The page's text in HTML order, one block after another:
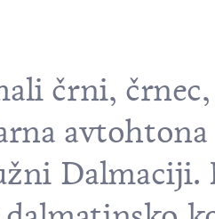
črni, črnec,
Dalmaciji.